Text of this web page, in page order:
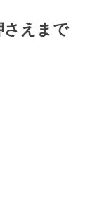
さえまで